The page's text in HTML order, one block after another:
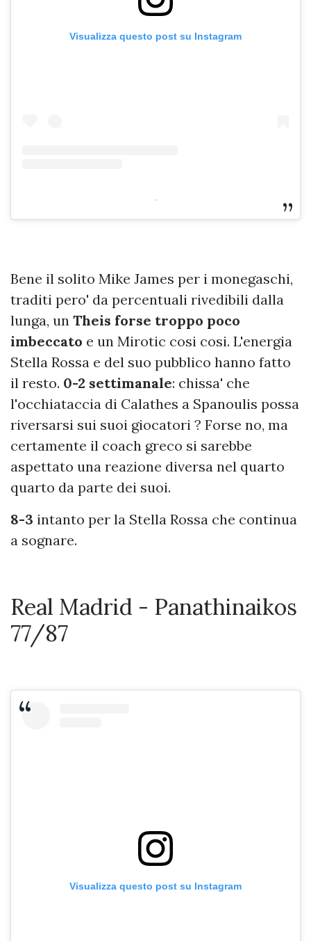
Visualizza questo post su Instagram
-
Bene il solito Mike James per i monegaschi,
traditi pero' da percentuali rivedibili dalla
lunga, un Theis forse troppo poco
imbeccato e un Mirotic cosi cosi. L'energia
Stella Rossa e del suo pubblico hanno fatto
il resto. 0-2 settimanale: chissa' che
l'occhiataccia di Calathes a Spanoulis possa
riversarsi sui suoi giocatori ? Forse no, ma
certamente il coach greco si sarebbe
aspettato una reazione diversa nel quarto
quarto da parte dei suoi.
8-3 intanto per la Stella Rossa che continua
a sognare.
Real Madrid - Panathinaikos
77/87
Visualizza questo post su Instagram